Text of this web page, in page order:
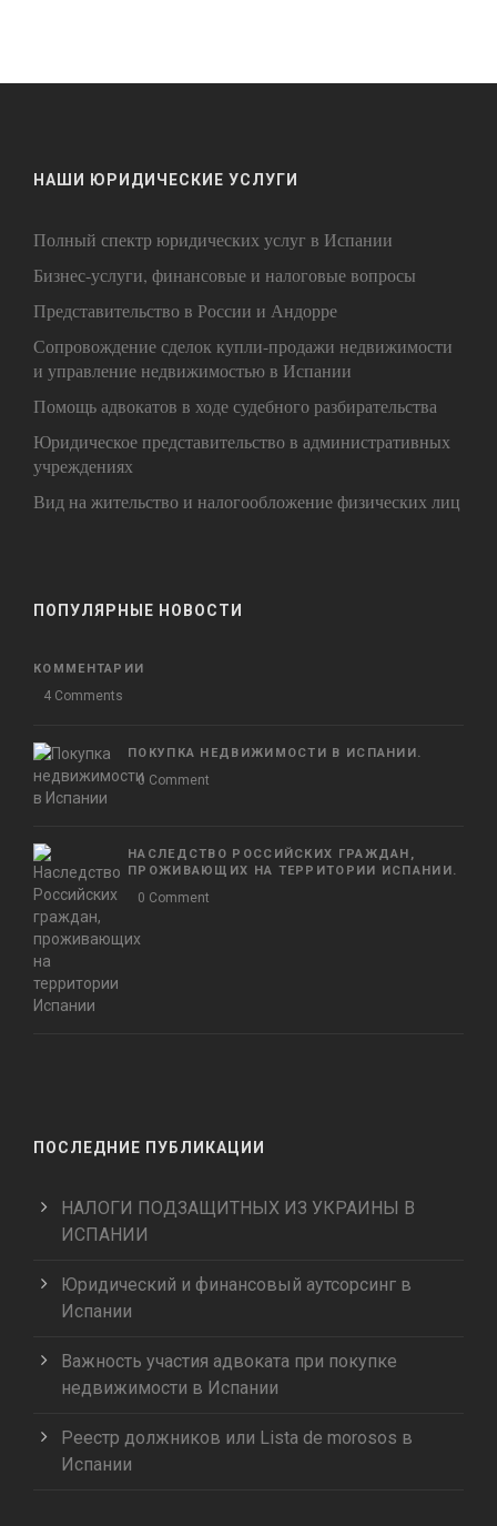
НАШИ ЮРИДИЧЕСКИЕ УСЛУГИ
Полный спектр юридических услуг в Испании
Бизнес-услуги, финансовые и налоговые вопросы
Представительство в России и Андорре
Сопровождение сделок купли-продажи недвижимости
и управление недвижимостью в Испании
Помощь адвокатов в ходе судебного разбирательства
Юридическое представительство в административных
учреждениях
Вид на жительство и налогообложение физических лиц
ПОПУЛЯРНЫЕ НОВОСТИ
КОММЕНТАРИИ
4 Comments
ПОКУПКА НЕДВИЖИМОСТИ В ИСПАНИИ.
0 Comment
НАСЛЕДСТВО РОССИЙСКИХ ГРАЖДАН,
ПРОЖИВАЮЩИХ НА ТЕРРИТОРИИ ИСПАНИИ.
0 Comment
ПОСЛЕДНИЕ ПУБЛИКАЦИИ
НАЛОГИ ПОДЗАЩИТНЫХ ИЗ УКРАИНЫ В
ИСПАНИИ
Юридический и финансовый аутсорсинг в
Испании
Важность участия адвоката при покупке
недвижимости в Испании
Реестр должников или Lista de morosos в
Испании